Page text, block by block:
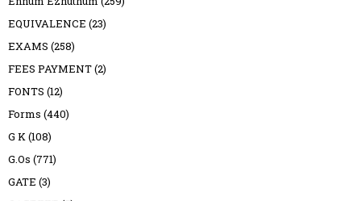
EQUIVALENCE (23)
EXAMS (258)
FEES PAYMENT(2)
FONTS (12)
Forms (440)
G K(108)
G.Os (771)
GATE (3)